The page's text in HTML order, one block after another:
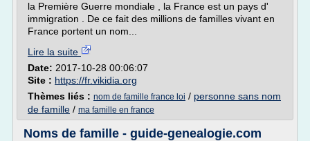
la Première Guerre mondiale , la France est un pays d'
immigration . De ce fait des millions de familles vivant en
France portent un nom...
Lire la suite
Date: 2017-10-28 00:06:07
Site : https://fr.vikidia.org
Thèmes liés : nom de famille france loi / personne sans nom
de famille / ma famille en france
Noms de famille - guide-genealogie.com